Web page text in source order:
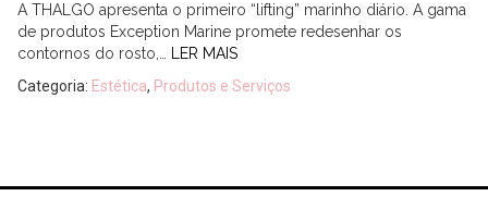
A THALGO apresenta o primeiro “lifting” marinho diário. A gama
de produtos Exception Marine promete redesenhar os
contornos do rosto,…
LER MAIS
Categoria: Estética, Produtos e Serviços